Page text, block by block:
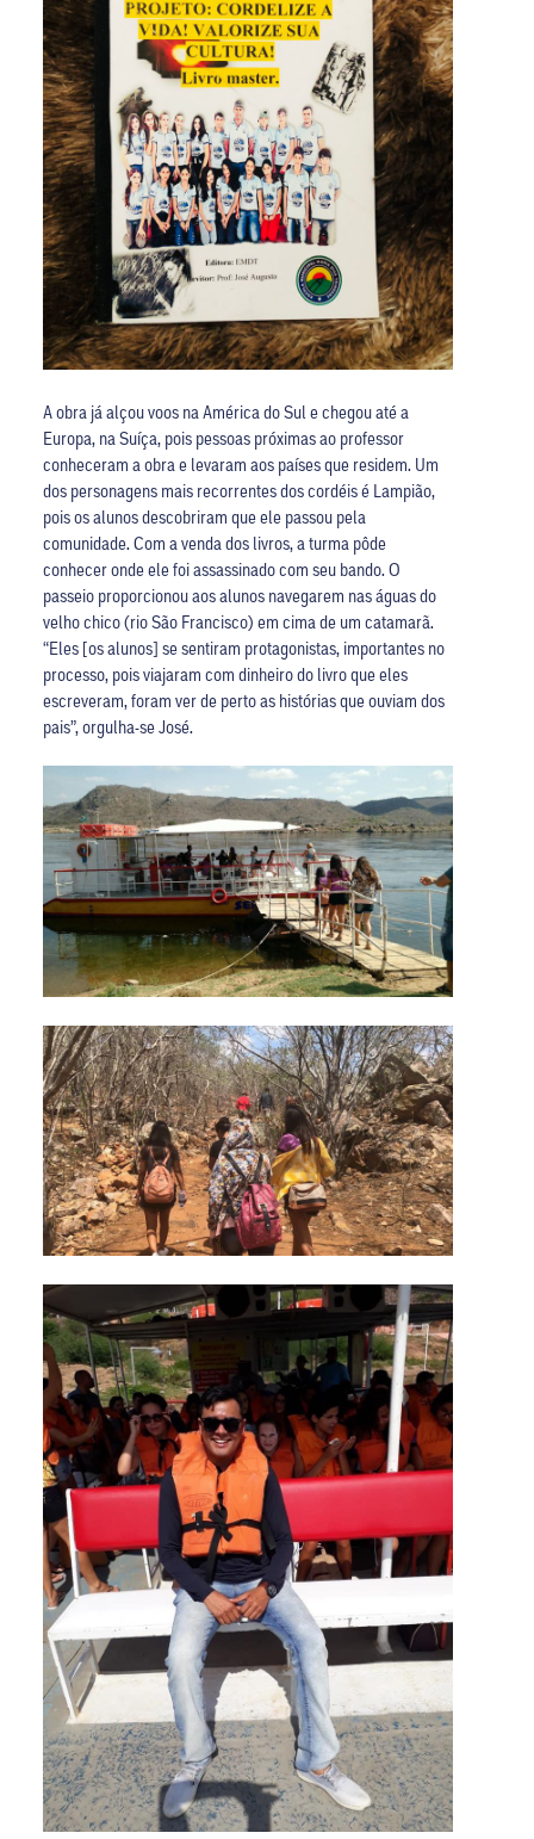
A obra já alçou voos na América do Sul e chegou até a
Europa, na Suíça, pois pessoas próximas ao professor
conheceram a obra e levaram aos países que residem. Um
dos personagens mais recorrentes dos cordéis é Lampião,
pois os alunos descobriram que ele passou pela
comunidade. Com a venda dos livros, a turma pôde
conhecer onde ele foi assassinado com seu bando. O
passeio proporcionou aos alunos navegarem nas águas do
velho chico (rio São Francisco) em cima de um catamarã.
“Eles [os alunos] se sentiram protagonistas, importantes no
processo, pois viajaram com dinheiro do livro que eles
escreveram, foram ver de perto as histórias que ouviam dos
pais”, orgulha-se José.